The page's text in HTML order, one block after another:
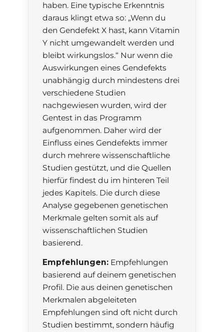
haben. Eine typische Erkenntnis
daraus klingt etwa so: „Wenn du
den Gendefekt X hast, kann Vitamin
Y nicht umgewandelt werden und
bleibt wirkungslos.“ Nur wenn die
Auswirkungen eines Gendefekts
unabhängig durch mindestens drei
verschiedene Studien
nachgewiesen wurden, wird der
Gentest in das Programm
aufgenommen. Daher wird der
Einfluss eines Gendefekts immer
durch mehrere wissenschaftliche
Studien gestützt, und die Quellen
hierfür findest du im hinteren Teil
jedes Kapitels. Die durch diese
Analyse gegebenen genetischen
Merkmale gelten somit als auf
wissenschaftlichen Studien
basierend.
Empfehlungen: Empfehlungen
basierend auf deinem genetischen
Profil. Die aus deinen genetischen
Merkmalen abgeleiteten
Empfehlungen sind oft nicht durch
Studien bestimmt, sondern häufig